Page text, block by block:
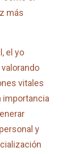
más
el yo
vitales
importancia
y